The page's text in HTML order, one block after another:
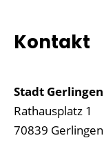
Kontakt
Stadt Gerlingen
Rathausplatz 1
70839 Gerlingen